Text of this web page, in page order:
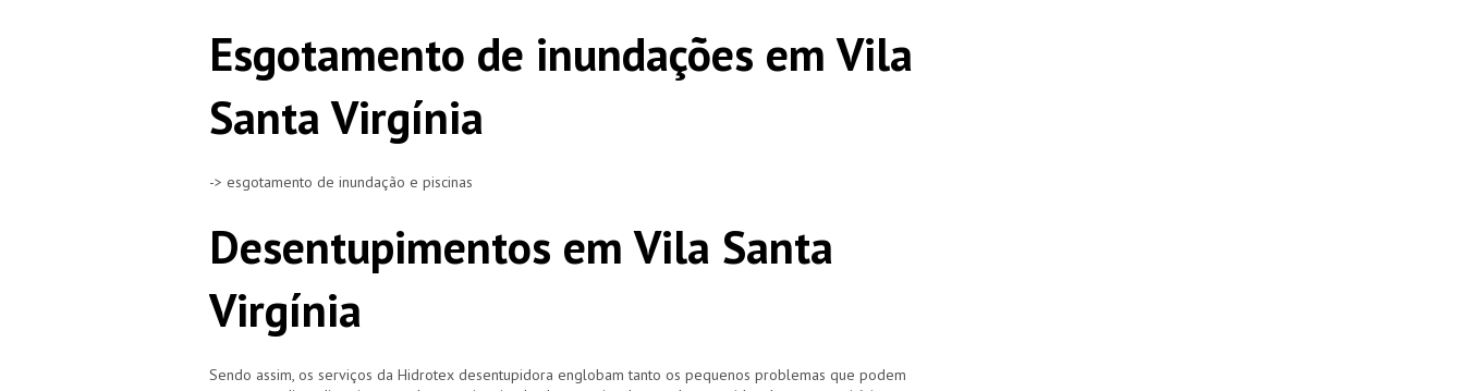
Esgotamento de inundações em Vila
Santa Virgínia
-> esgotamento de inundação e piscinas
Desentupimentos em Vila Santa
Virgínia
Sendo assim, os serviços da Hidrotex desentupidora englobam tanto os pequenos problemas que podem